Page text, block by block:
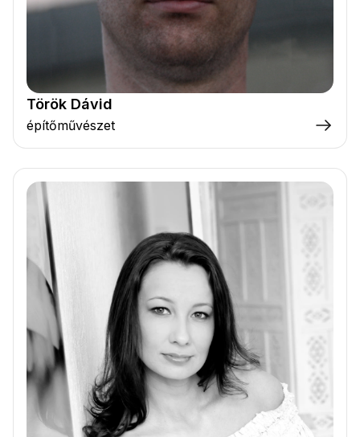
Török Dávid
építőművészet